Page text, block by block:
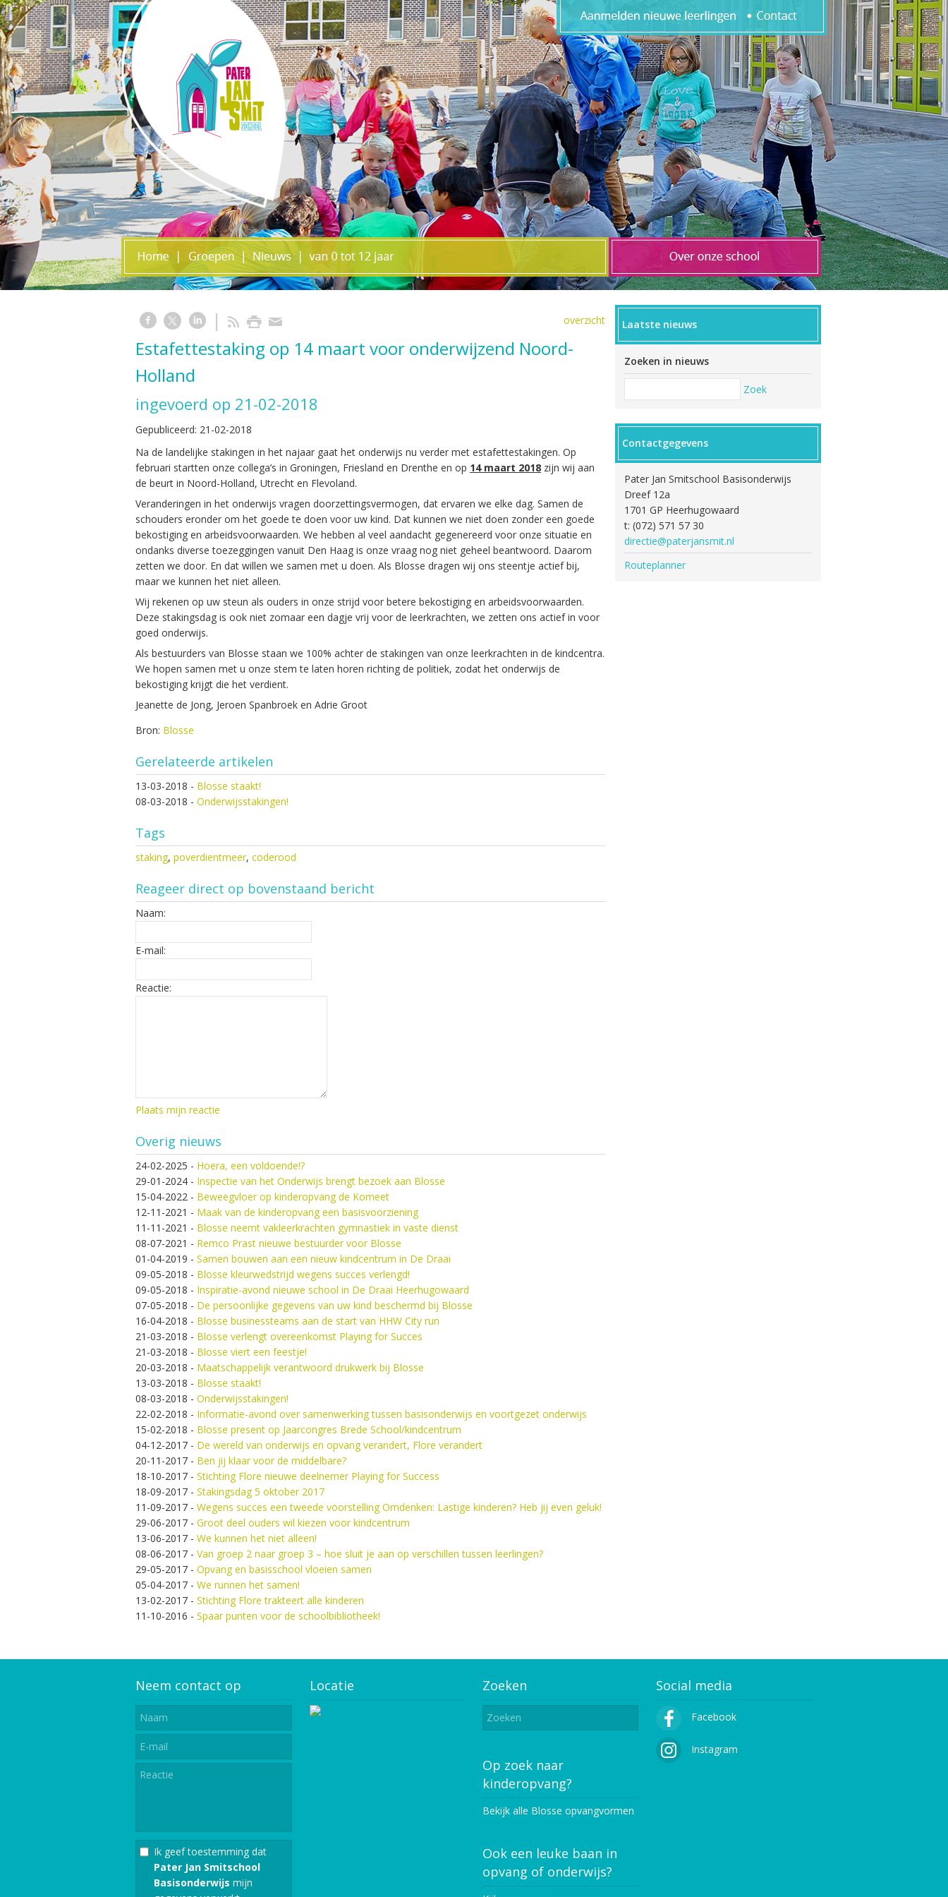
overzicht
Estafettestaking op 14 maart voor onderwijzend Noord-
Holland
ingevoerd op 21-02-2018
Gepubliceerd: 21-02-2018
Na de landelijke stakingen in het najaar gaat het onderwijs nu verder met estafettestakingen. Op
februari startten onze collega’s in Groningen, Friesland en Drenthe en op 14 maart 2018 zijn wij aan
de beurt in Noord-Holland, Utrecht en Flevoland.
Veranderingen in het onderwijs vragen doorzettingsvermogen, dat ervaren we elke dag. Samen de
schouders eronder om het goede te doen voor uw kind. Dat kunnen we niet doen zonder een goede
bekostiging en arbeidsvoorwaarden. We hebben al veel aandacht gegenereerd voor onze situatie en
ondanks diverse toezeggingen vanuit Den Haag is onze vraag nog niet geheel beantwoord. Daarom
zetten we door. En dat willen we samen met u doen. Als Blosse dragen wij ons steentje actief bij,
maar we kunnen het niet alleen.
Wij rekenen op uw steun als ouders in onze strijd voor betere bekostiging en arbeidsvoorwaarden.
Deze stakingsdag is ook niet zomaar een dagje vrij voor de leerkrachten, we zetten ons actief in voor
goed onderwijs.
Als bestuurders van Blosse staan we 100% achter de stakingen van onze leerkrachten in de kindcentra.
We hopen samen met u onze stem te laten horen richting de politiek, zodat het onderwijs de
bekostiging krijgt die het verdient.
Jeanette de Jong, Jeroen Spanbroek en Adrie Groot
Bron: Blosse
Gerelateerde artikelen
13-03-2018 - Blosse staakt!
08-03-2018 - Onderwijsstakingen!
Tags
staking, poverdientmeer, coderood
Reageer direct op bovenstaand bericht
Naam:
E-mail:
Reactie:
Plaats mijn reactie
Overig nieuws
24-02-2025 - Hoera, een voldoende!?
29-01-2024 - Inspectie van het Onderwijs brengt bezoek aan Blosse
15-04-2022 - Beweegvloer op kinderopvang de Komeet
12-11-2021 - Maak van de kinderopvang een basisvoorziening
11-11-2021 - Blosse neemt vakleerkrachten gymnastiek in vaste dienst
08-07-2021 - Remco Prast nieuwe bestuurder voor Blosse
01-04-2019 - Samen bouwen aan een nieuw kindcentrum in De Draai
09-05-2018 - Blosse kleurwedstrijd wegens succes verlengd!
09-05-2018 - Inspiratie-avond nieuwe school in De Draai Heerhugowaard
07-05-2018 - De persoonlijke gegevens van uw kind beschermd bij Blosse
16-04-2018 - Blosse businessteams aan de start van HHW City run
21-03-2018 - Blosse verlengt overeenkomst Playing for Succes
21-03-2018 - Blosse viert een feestje!
20-03-2018 - Maatschappelijk verantwoord drukwerk bij Blosse
13-03-2018 - Blosse staakt!
08-03-2018 - Onderwijsstakingen!
22-02-2018 - Informatie-avond over samenwerking tussen basisonderwijs en voortgezet onderwijs
15-02-2018 - Blosse present op Jaarcongres Brede School/kindcentrum
04-12-2017 - De wereld van onderwijs en opvang verandert, Flore verandert
20-11-2017 - Ben jij klaar voor de middelbare?
18-10-2017 - Stichting Flore nieuwe deelnemer Playing for Success
18-09-2017 - Stakingsdag 5 oktober 2017
11-09-2017 - Wegens succes een tweede voorstelling Omdenken: Lastige kinderen? Heb jij even geluk!
29-06-2017 - Groot deel ouders wil kiezen voor kindcentrum
13-06-2017 - We kunnen het niet alleen!
08-06-2017 - Van groep 2 naar groep 3 – hoe sluit je aan op verschillen tussen leerlingen?
29-05-2017 - Opvang en basisschool vloeien samen
05-04-2017 - We runnen het samen!
13-02-2017 - Stichting Flore trakteert alle kinderen
11-10-2016 - Spaar punten voor de schoolbibliotheek!
Laatste nieuws
Zoeken in nieuws
Zoek
Contactgegevens
Pater Jan Smitschool Basisonderwijs
Dreef 12a
1701 GP Heerhugowaard
t: (072) 571 57 30
directie@paterjansmit.nl
Routeplanner
Neem contact op
Ik geef toestemming dat
Pater Jan Smitschool
Basisonderwijs mijn
Locatie Zoeken
Op zoek naar
kinderopvang?
Bekijk alle Blosse opvangvormen
Ook een leuke baan in
opvang of onderwijs?
Social media
Facebook
Instagram